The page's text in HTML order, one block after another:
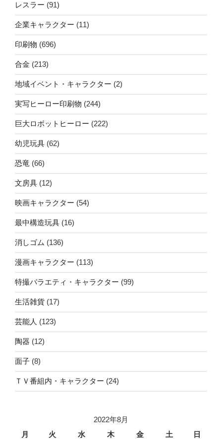
レスラー (91)
企業キャラクター (11)
印刷物 (696)
合金 (213)
地域イベント・キャラクター (2)
実写ヒーロー印刷物 (244)
巨大ロボットヒーロー (222)
幼児玩具 (62)
恐竜 (66)
文房具 (12)
映画キャラクター (54)
最中構造玩具 (16)
消しゴム (136)
漫画キャラクター (113)
特撮バラエティ・キャラクター (99)
生活雑貨 (17)
芸能人 (123)
陶器 (12)
面子 (8)
ＴＶ番組内・キャラクター (24)
2022年8月
月
火 水 木 金 土 日